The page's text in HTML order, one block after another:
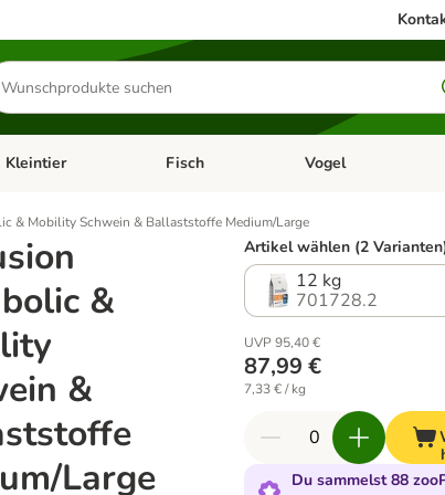
Menü öffnen: Hundefutter & Zubehör
Kleintier Kategorie-Menü öffnen: Kleintier
Fisch Kategorie-Menü
Vogel
& Mobility Schwein & Ballaststoffe Medium/Large
&
&
Large
Artikel wählen (2
12 kg
701728.2
UVP 95,40 €
87,99 €
7,33 € / kg
Du sammelst 88